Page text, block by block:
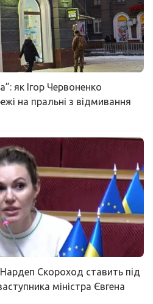
як Ігор Червоненко
на пральні з відмивання
Скороход ставить під
міністра Євгена